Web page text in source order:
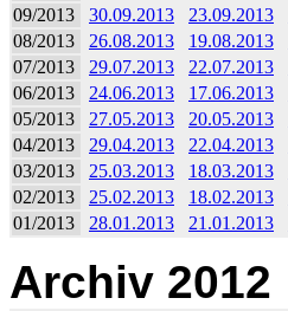
09/2013
30.09.2013 23.09.2013
08/2013
26.08.2013 19.08.2013
07/2013
29.07.2013 22.07.2013
06/2013
24.06.2013 17.06.2013
05/2013
27.05.2013 20.05.2013
04/2013
29.04.2013 22.04.2013
03/2013
25.03.2013 18.03.2013
02/2013
25.02.2013 18.02.2013
01/2013
28.01.2013 21.01.2013
Archiv 2012